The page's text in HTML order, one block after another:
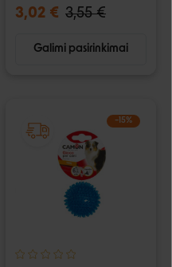
3,02 € 3,55 €
Galimi pasirinkimai
−15%